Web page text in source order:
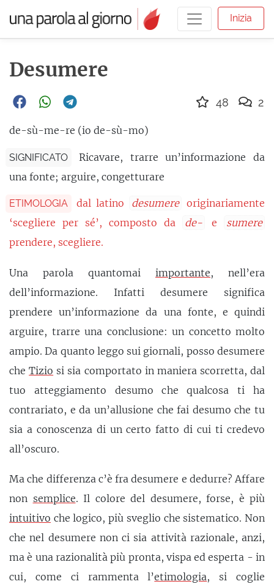
Inizia
Desumere
de-sù-me-re (io de-sù-mo)
SIGNIFICATO
Ricavare, trarre un’informazione da
una fonte; arguire, congetturare
ETIMOLOGIA dal latino desumere originariamente
‘scegliere per sé’, composto da
de- e
sumere
prendere, scegliere.
Una parola quantomai importante, nell’era
dell’informazione. Infatti desumere significa
prendere un’informazione da una fonte, e quindi
arguire, trarre una conclusione: un concetto molto
ampio. Da quanto leggo sui giornali, posso desumere
cheTizio si sia comportato in maniera scorretta, dal
tuo atteggiamento desumo che qualcosa ti ha
contrariato, e da un’allusione che fai desumo che tu
sia a conoscenza di un certo fatto di cui ti credevo
all’oscuro.
Ma che differenza c’è fra desumere e dedurre? Affare
non semplice. Il colore del desumere, forse, è più
intuitivo che logico, più sveglio che sistematico. Non
che nel desumere non ci sia attività razionale, anzi,
ma è una razionalità più pronta, vispa ed esperta - in
cui, come ci rammenta l’etimologia, si coglie
48 2